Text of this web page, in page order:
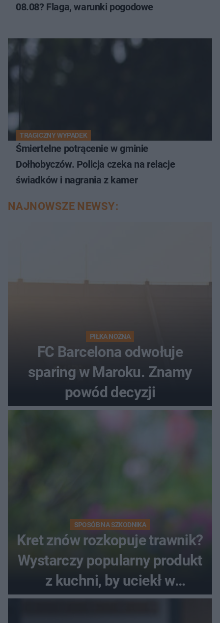
08.08? Flaga, warunki pogodowe
TRAGICZNY WYPADEK
Śmiertelne potrącenie w gminie
Dołhobyczów. Policja czeka na relacje
świadków i nagrania z kamer
NAJNOWSZE NEWSY:
PIŁKA NOŻNA
FC Barcelona odwołuje
sparing w Maroku. Znamy
powód decyzji
SPOSÓB NA SZKODNIKA
Kret znów rozkopuje trawnik?
Wystarczy popularny produkt
z kuchni, by uciekł w
popłochu